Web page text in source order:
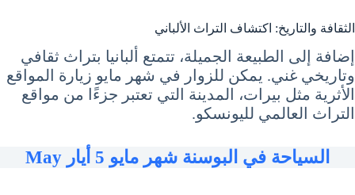
الثقافة والتاريخ: اكتشاف التراث الألباني
إضافة إلى الطبيعة الجميلة، تتمتع ألبانيا بتراث ثقافي
وتاريخي غني. يمكن للزوار في شهر مايو زيارة المواقع
الأثرية مثل بيرات، المدينة التي تعتبر جزءًا من مواقع
التراث العالمي لليونسكو.
السياحة في البوسنة شهر مايو 5 أيار May